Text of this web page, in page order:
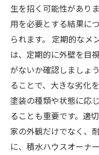
生を招く可能性があり
用を必要とする結果に
られます。 定期的なメ
は、定期的に外壁を目
がないか確認しましょ
ることで、大きな劣化
塗装の種類や状態に応
ることも重要です。適
家の外観だけでなく、
に、積水ハウスオーナ